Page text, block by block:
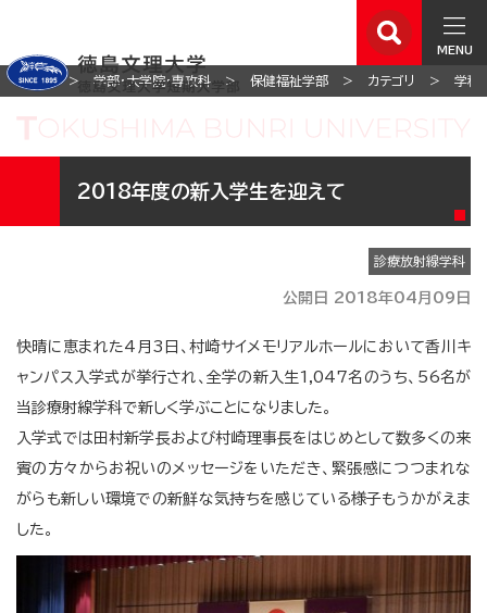
MENU
ホーム 学部・大学院・専攻科 保健福祉学部 カテゴリ 学科
2018年度の新入学生を迎えて
診療放射線学科
公開日 2018年04月09日
快晴に恵まれた4月3日、村崎サイメモリアルホールにおいて香川キ
ャンパス入学式が挙行され、全学の新入生1,047名のうち、56名が
当診療射線学科で新しく学ぶことになりました。
入学式では田村新学長および村崎理事長をはじめとして数多くの来
賓の方々からお祝いのメッセージをいただき、緊張感につつまれな
がらも新しい環境での新鮮な気持ちを感じている様子もうかがえま
した。